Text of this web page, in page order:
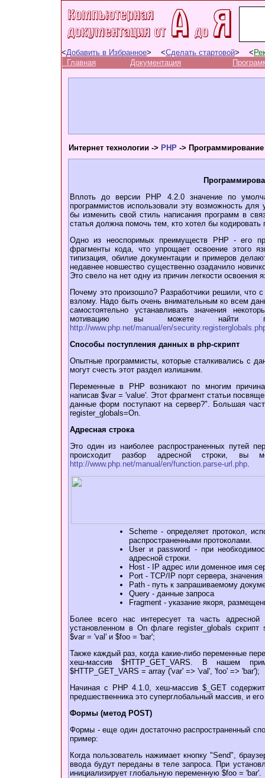
<Добавить в Избранное> <Сделать стартовой> <
Главная
Документация
Интернет технологии -> PHP ->
Вплоть до версии PHP 4.2.0 значение по
программистов использовали эту возможность
бы изменить свой стиль написания программ в
статья должна помочь тем, кто хотел бы
Одно из неоспоримых преимуществ PHP - его
фрагменты кода, что упрощает освоение этого
типизация, обилие документации и примеров
недавнее новшество существенно озадачило
Это свело на нет одну из причин легкости освоения
Почему это произошло? Разработчики решили, что
взлому. Надо быть очень внимательным ко всем
самостоятельно устанавливать значения
мотивацию вы можете
http://www.php.net/manual/en/
Способы поступления данных в php-скрипт
Опытные программисты, которые сталкивались с
могут счесть этот раздел излишним.
Переменные в PHP возникают по многим
написав $var = 'value'. Этот фрагмент статьи
данные форм поступают на сервер?". Большая
register_globals=On.
Адресная строка
Это один из наиболее распространенных путей
происходит разбор адресной строки, вы
http://www.php.net/manual/en/function.parse-url.php
Scheme - определяет протокол,
распространенными протоколами.
User и password - при
адресной строки.
Host - IP адрес или доменное имя
Port - TCP/IP порт сервера,
Path - путь к запрашиваемому
Query - данные запроса
Fragment - указание якоря,
Более всего нас интересует та часть
установленном в On флаге register_globals скрипт
$var = 'val' и $foo = 'bar';
Также каждый раз, когда какие-либо переменные
хеш-массив $HTTP_GET_VARS. В нашем
$HTTP_GET_VARS = array ('var' => 'val', 'foo' => 'bar');
Начиная с PHP 4.1.0, хеш-массив $_GET
предшественника это суперглобальный массив, и
Формы (метод POST)
Формы - еще один достаточно распространенный
пример:
Когда пользователь нажимает кнопку "Send",
ввода будут переданы в теле запроса. При
инициализирует глобальную переменную $foo = 'bar'.